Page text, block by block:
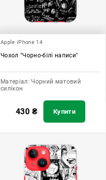
Apple iPhone 14
Чохол "Чорно-білі написи"
Матеріал: Чорний матовий
силікон
430 ₴ Купити